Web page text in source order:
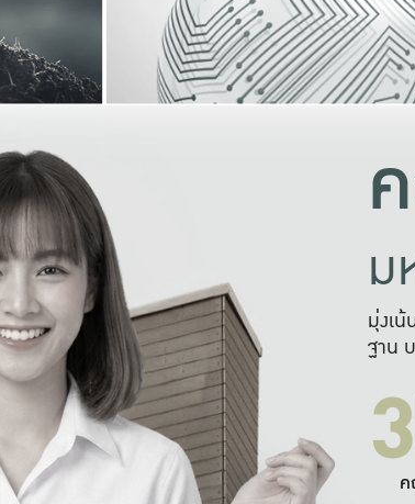
ม
มุ่งเ
ฐาน